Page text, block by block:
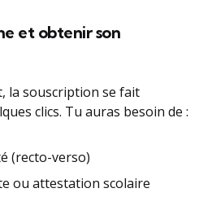
et obtenir son
la souscription se fait
clics. Tu auras besoin de :
(recto-verso)
ou attestation scolaire